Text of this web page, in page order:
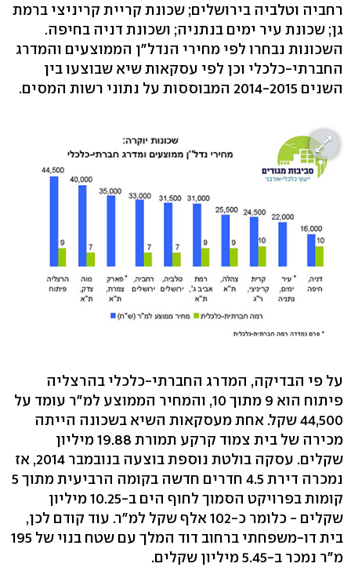
רחביה וטלביה בירושלים; שכונת קריית קריניצי ברמת
גן; שכונת עיר ימים בנתניה; ושכונת דניה בחיפה.
השכונות נבחרו לפי מחירי הנדל"ן הממוצעים והמדרג
החברתי-כלכלי וכן לפי עסקאות שיא שבוצעו בין
השנים 2014-2015 המבוססות על נתוני רשות המסים.
על פי הבדיקה, המדרג החברתי-כלכלי בהרצליה
פיתוח הוא 9 מתוך 10, והמחיר הממוצע למ"ר עומד על
44,500 שקל. אחת מעסקאות השיא בשכונה הייתה
מכירה של בית צמוד קרקע תמורת 19.88 מיליון
שקלים. עסקה בולטת נוספת בוצעה בנובמבר 2014, אז
נמכרה דירת 4.5 חדרים חדשה בקומה הרביעית מתוך 5
קומות בפרויקט הסמוך לחוף הים ב-10.25 מיליון
שקלים - כלומר כ-102 אלף שקל למ"ר. עוד קודם לכן,
בית דו-משפחתי ברחוב דוד המלך עם שטח בנוי של 195
מ"ר נמכר ב-5.45 מיליון שקלים.